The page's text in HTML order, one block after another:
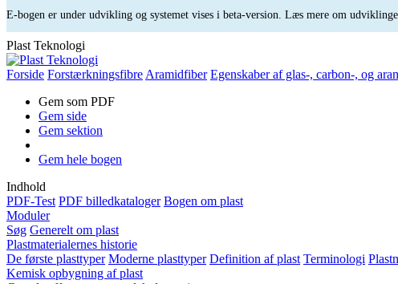
E-bogen er under udvikling og systemet vises i beta-version. Læs mere om
Plast Teknologi
Forside Forstærkningsfibre Aramidfiber Egenskaber af glas-, carbon-, og
Gem som PDF
Gem side
Gem sektion
Gem hele bogen
Indhold
PDF-Test PDF billedkataloger Bogen om plast
Moduler
Søg Generelt om plast
Plastmaterialernes historie
De første plasttyper Moderne plasttyper Definition af plast Terminologi
Kemisk opbygning af plast